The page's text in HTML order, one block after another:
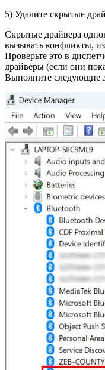
5) Удалите скрытые
Скрытые драйвера
вызывать конфликты,
Проверьте это в
драйверы (если они
Выполните следующие